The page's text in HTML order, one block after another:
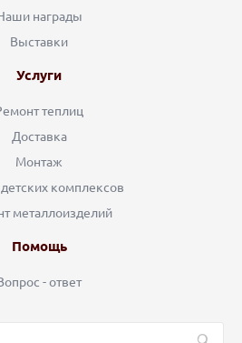
награды
Выставки
Услуги
теплиц
Доставка
Монтаж
комплексов
металлоизделий
Помощь
- ответ